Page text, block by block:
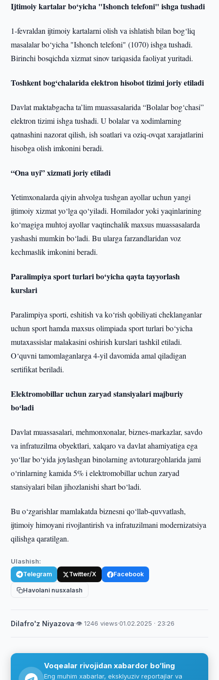
Ijtimoiy kartalar bo‘yicha "Ishonch telefoni" ishga tushadi
1-fevraldan ijtimoiy kartalarni olish va ishlatish bilan bog‘liq
masalalar bo‘yicha "Ishonch telefoni" (1070) ishga tushadi.
Birinchi bosqichda xizmat sinov tariqasida faoliyat yuritadi.
Toshkent bog‘chalarida elektron hisobot tizimi joriy etiladi
Davlat maktabgacha ta’lim muassasalarida “Bolalar bog‘chasi”
elektron tizimi ishga tushadi. U bolalar va xodimlarning
qatnashini nazorat qilish, ish soatlari va oziq-ovqat xarajatlarini
hisobga olish imkonini beradi.
“Ona uyi” xizmati joriy etiladi
Yetimxonalarda qiyin ahvolga tushgan ayollar uchun yangi
ijtimoiy xizmat yo‘lga qo‘yiladi. Homilador yoki yaqinlarining
ko‘magiga muhtoj ayollar vaqtinchalik maxsus muassasalarda
yashashi mumkin bo‘ladi. Bu ularga farzandlaridan voz
kechmaslik imkonini beradi.
Paralimpiya sport turlari bo‘yicha qayta tayyorlash
kurslari
Paralimpiya sporti, eshitish va ko‘rish qobiliyati cheklanganlar
uchun sport hamda maxsus olimpiada sport turlari bo‘yicha
mutaxassislar malakasini oshirish kurslari tashkil etiladi.
O‘quvni tamomlaganlarga 4-yil davomida amal qiladigan
sertifikat beriladi.
Elektromobillar uchun zaryad stansiyalari majburiy
bo‘ladi
Davlat muassasalari, mehmonxonalar, biznes-markazlar, savdo
va infratuzilma obyektlari, xalqaro va davlat ahamiyatiga ega
yo‘llar bo‘yida joylashgan binolarning avtoturargohlarida jami
o‘rinlarning kamida 5% i elektromobillar uchun zaryad
stansiyalari bilan jihozlanishi shart bo‘ladi.
Bu o‘zgarishlar mamlakatda biznesni qo‘llab-quvvatlash,
ijtimoiy himoyani rivojlantirish va infratuzilmani modernizatsiya
qilishga qaratilgan.
Ulashish:
Telegram Twitter/X Facebook
Havolani nusxalash
Dilafro'z Niyazova·👁 1246 views·01.02.2025 · 23:26
Voqealar rivojidan xabardor bo‘ling
Eng muhim xabarlar, eksklyuziv reportajlar va